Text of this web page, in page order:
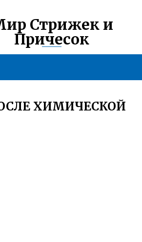
Стрижек и
Причесок
ХИМИЧЕСКОЙ